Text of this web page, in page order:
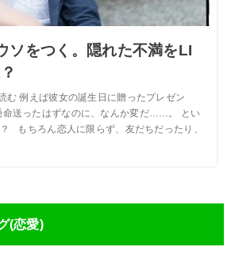
ソをつく。隠れた不満をLI
む 例えば彼女の誕生日に贈ったプレゼン
命送ったはずなのに、なんか変だ……。 とい
もちろん恋人に限らず、友だちだったり、
(恋愛)